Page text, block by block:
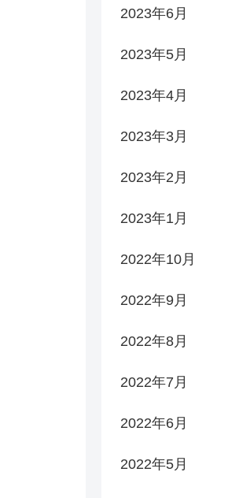
2023年6月
2023年5月
2023年4月
2023年3月
2023年2月
2023年1月
2022年10月
2022年9月
2022年8月
2022年7月
2022年6月
2022年5月